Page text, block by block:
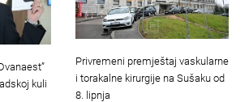
kuli
Privremeni premještaj vaskularne
i torakalne kirurgije na Sušaku od
8. lipnja